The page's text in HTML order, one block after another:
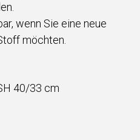
wenn Sie eine neue
möchten.
40/33 cm